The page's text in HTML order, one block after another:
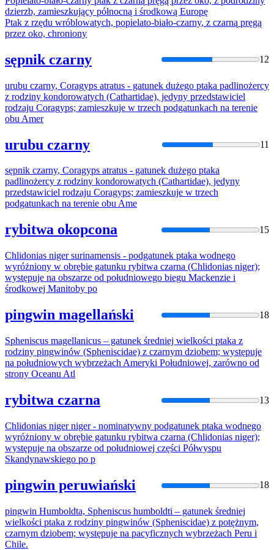
dzierzb, zamieszkujący północną i środkową Europę
Ptak z rzędu wróblowatych, popielato-biało-czarny, z czarną pręgą
przez oko, chroniony
sępnik czarny 12
urubu czarny, Coragyps atratus - gatunek dużego ptaka padlinożercy
z rodziny kondorowatych (Cathartidae), jedyny przedstawiciel
rodzaju Coragyps; zamieszkuje w trzech podgatunkach na terenie
obu Amer
urubu czarny 11
sępnik czarny, Coragyps atratus - gatunek dużego ptaka
padlinożercy z rodziny kondorowatych (Cathartidae), jedyny
przedstawiciel rodzaju Coragyps; zamieszkuje w trzech
podgatunkach na terenie obu Ame
rybitwa okopcona 15
Chlidonias niger surinamensis - podgatunek ptaka wodnego
wyróżniony w obrębie gatunku rybitwa czarna (Chlidonias niger);
występuje na obszarze od południowego biegu Mackenzie i
środkowej Manitoby po
pingwin magellański 18
Spheniscus magellanicus – gatunek średniej wielkości ptaka z
rodziny pingwinów (Spheniscidae) z czarnym dziobem; występuje
na południowych wybrzeżach Ameryki Południowej, zarówno od
strony Oceanu Atl
rybitwa czarna 13
Chlidonias niger niger - nominatywny podgatunek ptaka wodnego
wyróżniony w obrębie gatunku rybitwa czarna (Chlidonias niger);
występuje na obszarze od południowej części Półwyspu
Skandynawskiego po p
pingwin peruwiański 18
pingwin Humboldta, Spheniscus humboldti – gatunek średniej
wielkości ptaka z rodziny pingwinów (Spheniscidae) z potężnym,
czarnym dziobem; występuje na pacyficznych wybrzeżach Peru i
Chile.